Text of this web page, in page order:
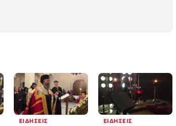
ΕΙΔΉΣΕΙΣ ΕΙΔΉΣΕΙΣ